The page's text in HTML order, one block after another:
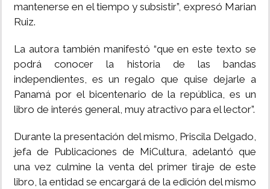
mantenerse en el tiempo y subsistir”, expresó Marian
Ruiz.
La autora también manifestó “que en este texto se
podrá conocer la historia de las bandas
independientes, es un regalo que quise dejarle a
Panamá por el bicentenario de la república, es un
libro de interés general, muy atractivo para el lector”.
Durante la presentación del mismo, Priscila Delgado,
jefa de Publicaciones de MiCultura, adelantó que
una vez culmine la venta del primer tiraje de este
libro, la entidad se encargará de la edición del mismo